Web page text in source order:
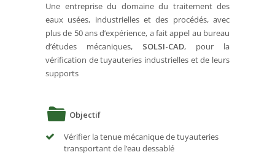
Une entreprise du domaine du traitement des
eaux usées, industrielles et des procédés, avec
plus de 50 ans d’expérience, a fait appel au bureau
d’études mécaniques, SOLSI-CAD, pour la
vérification de tuyauteries industrielles et de leurs
supports
Objectif
Vérifier la tenue mécanique de tuyauteries
transportant de l’eau dessablé